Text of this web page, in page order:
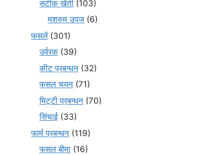
सटीक खेती (103)
मशरुम उपज (6)
फसलें(301)
उर्वरक (39)
कीट प्रबन्धन (32)
फसल चयन (71)
मि‌ट्टी प्रबन्धन (70)
सिंचाई (33)
फार्म प्रबन्धन (119)
फसल बीमा (16)